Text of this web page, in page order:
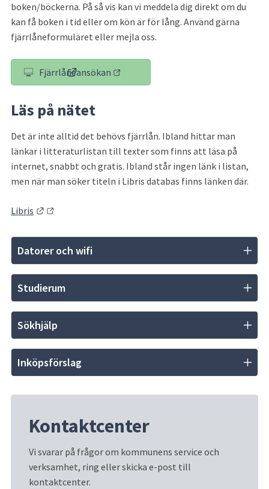
boken/böckerna. På så vis kan vi meddela dig direkt om du
kan få boken i tid eller om kön är för lång. Använd gärna
fjärrlåneformuläret eller mejla oss.
Fjärrlåneansökan
(länk till annan webbplats)
Läs på nätet
Det är inte alltid det behövs fjärrlån. Ibland hittar man
länkar i litteraturlistan till texter som finns att läsa på
internet, snabbt och gratis. Ibland står ingen länk i listan,
men när man söker titeln i Libris databas finns länken där.
Libris Länk till annan webbplats.
Datorer och wifi
Studierum
Sökhjälp
Inköpsförslag
Kontaktcenter
Vi svarar på frågor om kommunens service och
verksamhet, ring eller skicka e-post till
kontaktcenter.